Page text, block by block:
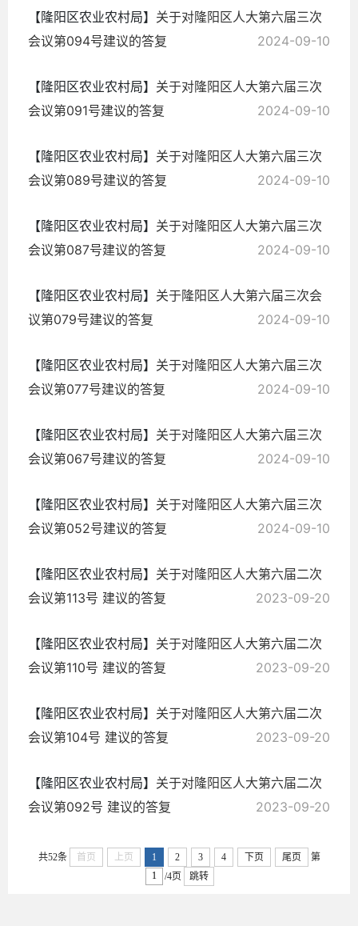
【隆阳区农业农村局】 关于对隆阳区人大第六届三次
会议第094号建议的答复
2024-09-10
【隆阳区农业农村局】 关于对隆阳区人大第六届三次
会议第091号建议的答复
2024-09-10
【隆阳区农业农村局】 关于对隆阳区人大第六届三次
会议第089号建议的答复
2024-09-10
【隆阳区农业农村局】 关于对隆阳区人大第六届三次
会议第087号建议的答复
2024-09-10
【隆阳区农业农村局】 关于隆阳区人大第六届三次会
议第079号建议的答复
2024-09-10
【隆阳区农业农村局】 关于对隆阳区人大第六届三次
会议第077号建议的答复
2024-09-10
【隆阳区农业农村局】 关于对隆阳区人大第六届三次
会议第067号建议的答复
2024-09-10
【隆阳区农业农村局】 关于对隆阳区人大第六届三次
会议第052号建议的答复
2024-09-10
【隆阳区农业农村局】 关于对隆阳区人大第六届二次
会议第113号 建议的答复
2023-09-20
【隆阳区农业农村局】 关于对隆阳区人大第六届二次
会议第110号 建议的答复
2023-09-20
【隆阳区农业农村局】 关于对隆阳区人大第六届二次
会议第104号 建议的答复
2023-09-20
【隆阳区农业农村局】 关于对隆阳区人大第六届二次
会议第092号 建议的答复
2023-09-20
共52条 首页 上页 1 2 3 4 下页 尾页
第
/4页
跳转